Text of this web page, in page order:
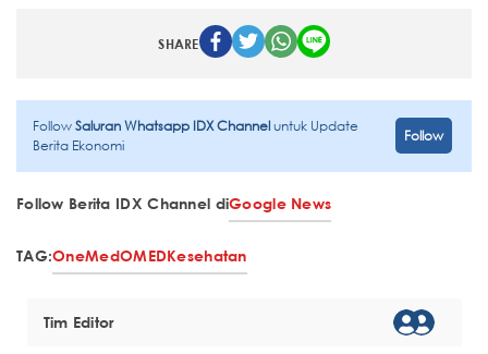
SHARE
FollowSaluran Whatsapp IDX Channeluntuk Update
Berita Ekonomi
Follow
Follow Berita IDX Channel diGoogle News
TAG:OneMedOMEDKesehatan
Tim Editor